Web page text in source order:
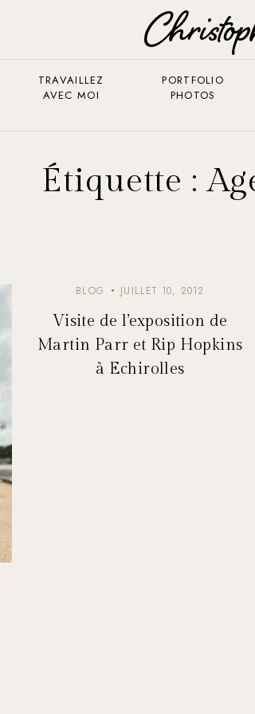
TRAVAILLEZ
AVEC MOI
PORTFOLIO
PHOTOS
Étiquette :
BLOG JUILLET 10, 2012
Visite de l’exposition de
Martin Parr et Rip Hopkins
à Echirolles